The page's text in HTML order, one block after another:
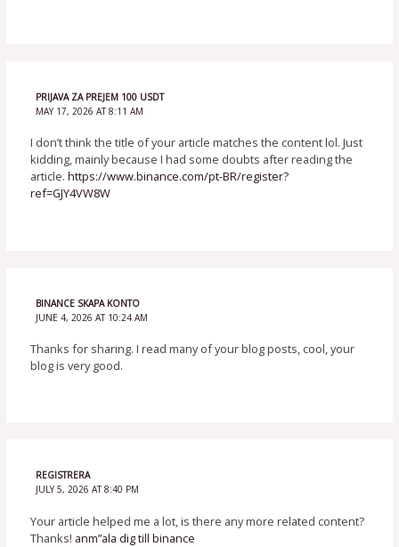
PRIJAVA ZA PREJEM 100 USDT
MAY 17, 2026 AT 8:11 AM
I don’t think the title of your article matches the content lol. Just
kidding, mainly because I had some doubts after reading the
article.https://www.binance.com/pt-BR/register?
ref=GJY4VW8W
BINANCE SKAPA KONTO
JUNE 4, 2026 AT 10:24 AM
Thanks for sharing. I read many of your blog posts, cool, your
blog is very good.
REGISTRERA
JULY 5, 2026 AT 8:40 PM
Your article helped me a lot, is there any more related content?
Thanks! anm”ala dig till binance